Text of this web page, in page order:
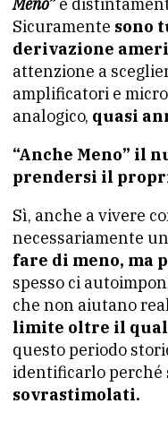
Sicuramente sono
derivazione
attenzione a
amplificatori e
analogico, quasi
“Anche Meno” il
prendersi il
Sì, anche a vivere
necessariamente
fare di meno, ma
spesso ci
che non aiutano
limite oltre il
questo periodo
identificarlo perché
sovrastimolati.